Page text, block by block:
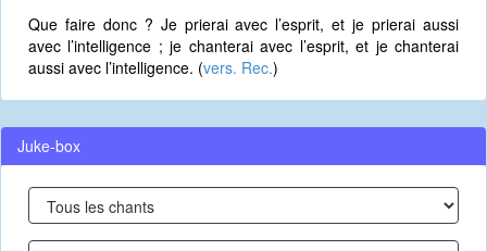
Que faire donc ? Je prierai avec l’esprit, et je prierai aussi
avec l’intelligence ; je chanterai avec l’esprit, et je chanterai
aussi avec l’intelligence. (vers. Rec.)
Juke-box